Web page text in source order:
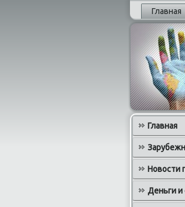
Главная
Главная
Новости
Деньги